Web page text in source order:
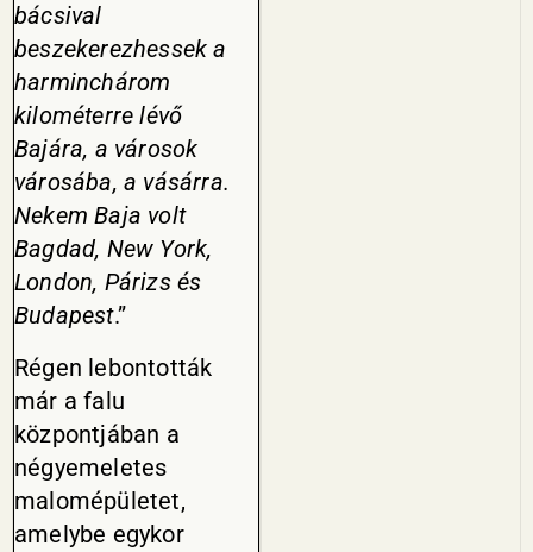
bácsi­val
beszekerezhessek a
harminc­három
kilométerre lévő
Bajára, a városok
városába, a vásárra.
Ne­kem Baja volt
Bagdad, New York,
London, Párizs és
Budapest.”
Régen lebontották
már a falu
központjában a
négyemeletes
malomépületet,
amelybe egykor